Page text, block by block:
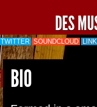
DES
TWITTER SOUNDCLOUD
BIO